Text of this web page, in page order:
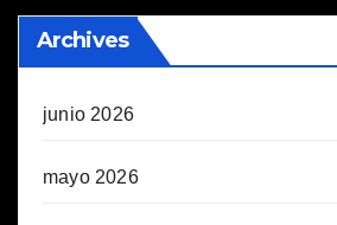
Archives
junio 2026
mayo 2026